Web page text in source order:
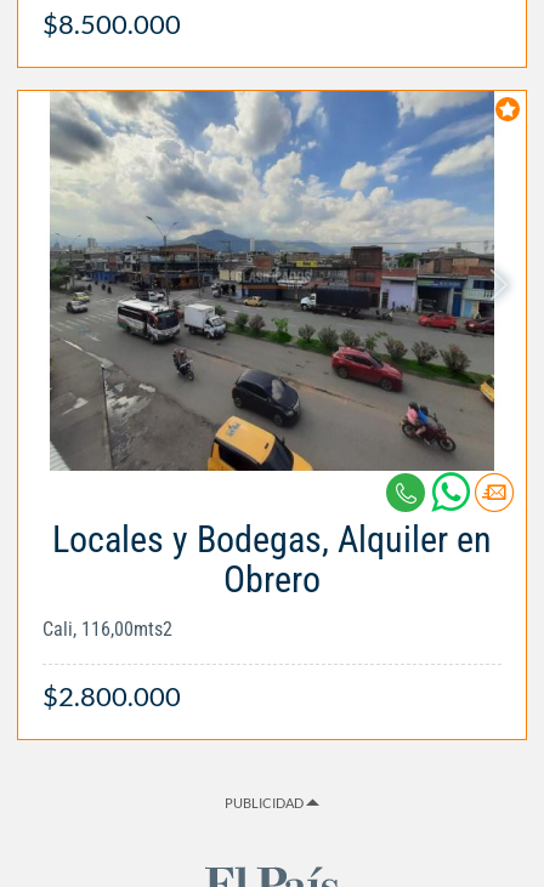
$8.500.000
Locales y Bodegas, Alquiler en
Obrero
Cali, 116,00mts2
$2.800.000
PUBLICIDAD